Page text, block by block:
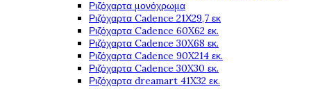
Ριζόχαρτα μονόχρωμα
Ριζόχαρτα Cadence 21Χ29,7 εκ
Ριζόχαρτα Cadence 60X62 εκ.
Ριζόχαρτα Cadence 30X68 εκ.
Ριζόχαρτα Cadence 90X214 εκ.
Ριζόχαρτα Cadence 30X30 εκ.
Ριζόχαρτα dreamart 41X32 εκ.